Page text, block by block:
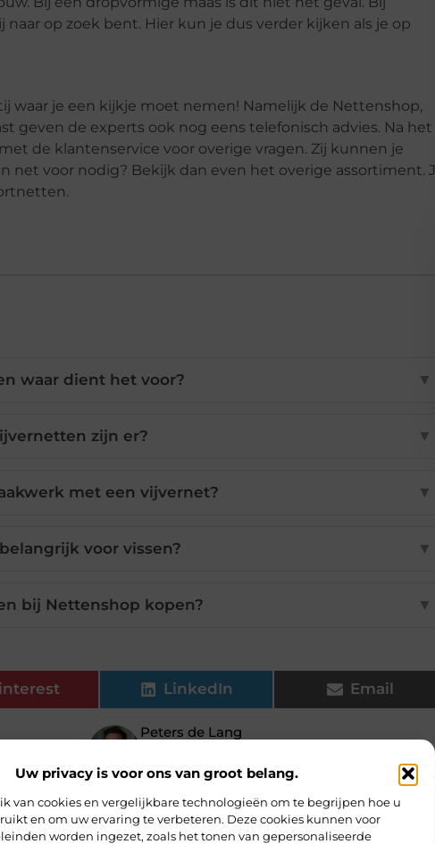
Uw privacy is voor ons van groot belang.
van cookies en vergelijkbare technologieën om te begrijpen hoe u
en om uw ervaring te verbeteren. Deze cookies kunnen voor
worden ingezet, zoals het tonen van gepersonaliseerde
op zoek bent. Hier kun je dus verder kijken als je op
waar je een kijkje moet nemen! Namelijk de Nettenshop,
geven de experts ook nog eens telefonisch advies. Na het
de klantenservice voor overige vragen. Zij kunnen je
net voor nodig? Bekijk dan even het overige assortiment.
waar dient het voor? ▼
zijn er? ▼
met een vijvernet? ▼
voor vissen? ▼
bij Nettenshop kopen? ▼
LinkedIn Email
Peters de Lang